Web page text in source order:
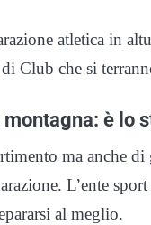
atletica in
Club che si
è lo
ma anche
L’ente
al meglio.